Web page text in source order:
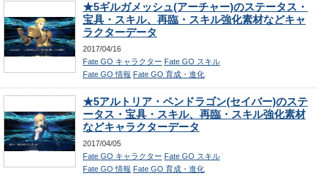
★5ギルガメッシュ(アーチャー)のステータス・
宝具・スキル、再臨・スキル強化素材などキャ
ラクターデータ
2017/04/16
Fate GO キャラクター Fate GO スキル
Fate GO 情報 Fate GO 育成・進化
★5アルトリア・ペンドラゴン(セイバー)のステ
ータス・宝具・スキル、再臨・スキル強化素材
などキャラクターデータ
2017/04/05
Fate GO キャラクター Fate GO スキル
Fate GO 情報 Fate GO 育成・進化